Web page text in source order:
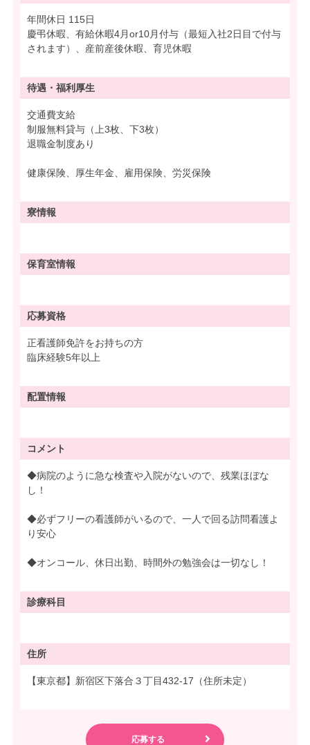
年間休日 115日
慶弔休暇、有給休暇4月or10月付与（最短入社2日目で付与
されます）、産前産後休暇、育児休暇
待遇・ 福利厚生
交通費支給
制服無料貸与（上3枚、下3枚）
退職金制度あり
健康保険、厚生年金、雇用保険、労災保険
寮情報
保育室情報
応募資格
正看護師免許をお持ちの方
臨床経験5年以上
配置情報
コメント
◆病院のように急な検査や入院がないので、残業ほぼな
し！
◆必ずフリーの看護師がいるので、一人で回る訪問看護よ
り安心
◆オンコール、休日出勤、時間外の勉強会は一切なし！
診療科目
住所
【東京都】新宿区下落合３丁目432-17（住所未定）